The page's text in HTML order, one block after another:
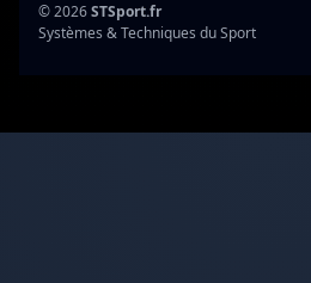
© 2026STSport.fr
Systèmes & Techniques du Sport